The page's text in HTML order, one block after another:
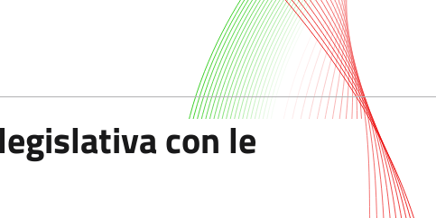
regionale
con le